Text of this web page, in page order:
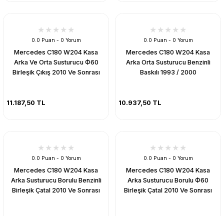
0.0 Puan - 0 Yorum
Mercedes C180 W204 Kasa
Arka Ve Orta Susturucu Ф60
Birleşik Çıkış 2010 Ve Sonrası
11.187,50 TL
0.0 Puan - 0 Yorum
Mercedes C180 W204 Kasa
Arka Orta Susturucu Benzinli
Baskılı 1993 / 2000
10.937,50 TL
0.0 Puan - 0 Yorum
Mercedes C180 W204 Kasa
Arka Susturucu Borulu Benzinli
Birleşik Çatal 2010 Ve Sonrası
0.0 Puan - 0 Yorum
Mercedes C180 W204 Kasa
Arka Susturucu Borulu Ф60
Birleşik Çatal 2010 Ve Sonrası